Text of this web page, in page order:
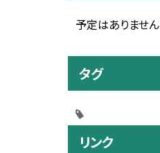
予定はありません
タグ
リンク